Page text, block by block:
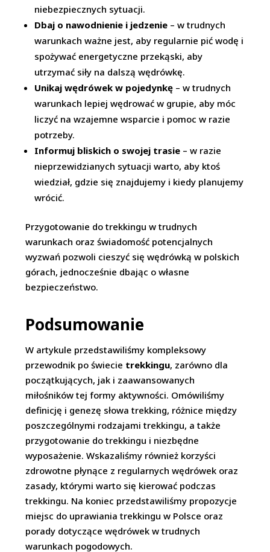
niebezpiecznych sytuacji.
Dbaj o nawodnienie i jedzenie – w trudnych
warunkach ważne jest, aby regularnie pić wodę i
spożywać energetyczne przekąski, aby
utrzymać siły na dalszą wędrówkę.
Unikaj wędrówek w pojedynkę – w trudnych
warunkach lepiej wędrować w grupie, aby móc
liczyć na wzajemne wsparcie i pomoc w razie
potrzeby.
Informuj bliskich o swojej trasie – w razie
nieprzewidzianych sytuacji warto, aby ktoś
wiedział, gdzie się znajdujemy i kiedy planujemy
wrócić.
Przygotowanie do trekkingu w trudnych
warunkach oraz świadomość potencjalnych
wyzwań pozwoli cieszyć się wędrówką w polskich
górach, jednocześnie dbając o własne
bezpieczeństwo.
Podsumowanie
W artykule przedstawiliśmy kompleksowy
przewodnik po świecie trekkingu, zarówno dla
początkujących, jak i zaawansowanych
miłośników tej formy aktywności. Omówiliśmy
definicję i genezę słowa trekking, różnice między
poszczególnymi rodzajami trekkingu, a także
przygotowanie do trekkingu i niezbędne
wyposażenie. Wskazaliśmy również korzyści
zdrowotne płynące z regularnych wędrówek oraz
zasady, którymi warto się kierować podczas
trekkingu. Na koniec przedstawiliśmy propozycje
miejsc do uprawiania trekkingu w Polsce oraz
porady dotyczące wędrówek w trudnych
warunkach pogodowych.